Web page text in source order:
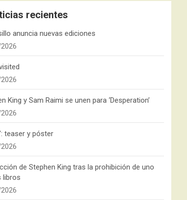
recientes
anuncia nuevas ediciones
King y Sam Raimi se unen para ‘Desperation’
teaser y póster
de Stephen King tras la prohibición de uno
libros